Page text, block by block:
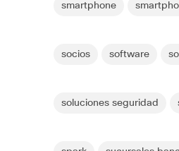
smartphone
socios software
soluciones seguridad